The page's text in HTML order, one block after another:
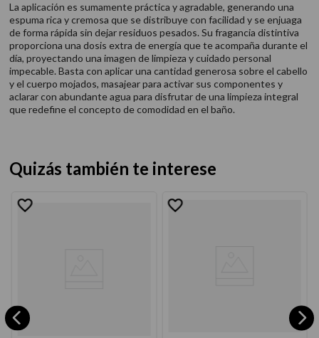
La aplicación es sumamente práctica y agradable, generando una
espuma rica y cremosa que se distribuye con facilidad y se enjuaga
de forma rápida sin dejar residuos pesados. Su fragancia distintiva
proporciona una dosis extra de energía que te acompaña durante el
día, proyectando una imagen de limpieza y cuidado personal
impecable. Basta con aplicar una cantidad generosa sobre el cabello
y el cuerpo mojados, masajear para activar sus componentes y
aclarar con abundante agua para disfrutar de una limpieza integral
que redefine el concepto de comodidad en el baño.
Quizás también te interese